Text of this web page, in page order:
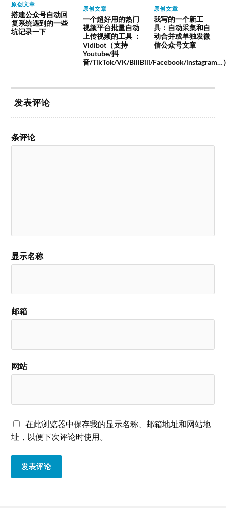
原创文章
搭建公众号自动回
复系统遇到的一些
坑记录一下
原创文章
一个超好用的热门
视频平台批量自动
上传视频的工具 ：
Vidibot（支持
Youtube/抖
音/TikTok/VK/BiliBili/Facebook/instagram…
原创文章
我写的一个新工
具：自动采集和自
动合并或单独发微
信公众号文章
发表评论
条评论
显示名称
邮箱
网站
在此浏览器中保存我的显示名称、邮箱地址和网站地
址，以便下次评论时使用。